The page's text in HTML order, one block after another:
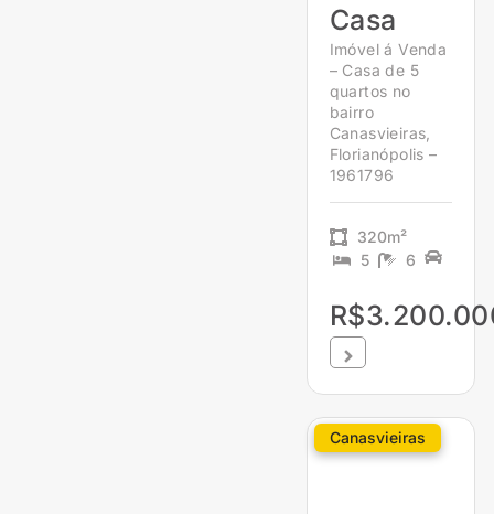
Casa
Imóvel á Venda
– Casa de 5
quartos no
bairro
Canasvieiras,
Florianópolis –
1961796
320m²
5
6
Canasvieiras